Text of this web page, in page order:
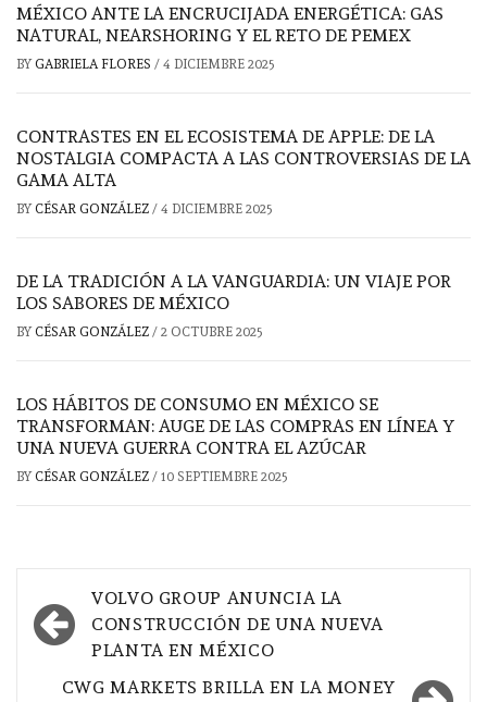
MÉXICO ANTE LA ENCRUCIJADA ENERGÉTICA: GAS
NATURAL, NEARSHORING Y EL RETO DE PEMEX
BY GABRIELA FLORES / 4 DICIEMBRE 2025
CONTRASTES EN EL ECOSISTEMA DE APPLE: DE LA
NOSTALGIA COMPACTA A LAS CONTROVERSIAS DE LA
GAMA ALTA
BY CÉSAR GONZÁLEZ / 4 DICIEMBRE 2025
DE LA TRADICIÓN A LA VANGUARDIA: UN VIAJE POR
LOS SABORES DE MÉXICO
BY CÉSAR GONZÁLEZ / 2 OCTUBRE 2025
LOS HÁBITOS DE CONSUMO EN MÉXICO SE
TRANSFORMAN: AUGE DE LAS COMPRAS EN LÍNEA Y
UNA NUEVA GUERRA CONTRA EL AZÚCAR
BY CÉSAR GONZÁLEZ / 10 SEPTIEMBRE 2025
Navegación
de
entradas
VOLVO GROUP ANUNCIA LA
CONSTRUCCIÓN DE UNA NUEVA
PLANTA EN MÉXICO
CWG MARKETS BRILLA EN LA MONEY